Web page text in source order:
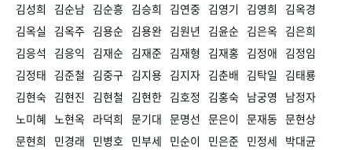
김성희
김순남 김순흥 김승희 김연중 김영기 김영희
김옥경
김옥실
김옥주 김용순 김용완 김원년 김윤순 김은옥 김은희
김응석
김응익 김재순 김재준 김재형 김재홍 김정애 김정임
김정태 김준철 김중구 김지용 김지자 김춘배 김탁일
김태룡
김현숙 김현진 김현철 김현한 김호정 김홍숙 남궁영
남정자
노미혜 노현옥 라덕희 문기대 문명선 문은이 문재동 문현상
문현희
민경래 민병호 민부세 민순이 민은준 민정세 박대균